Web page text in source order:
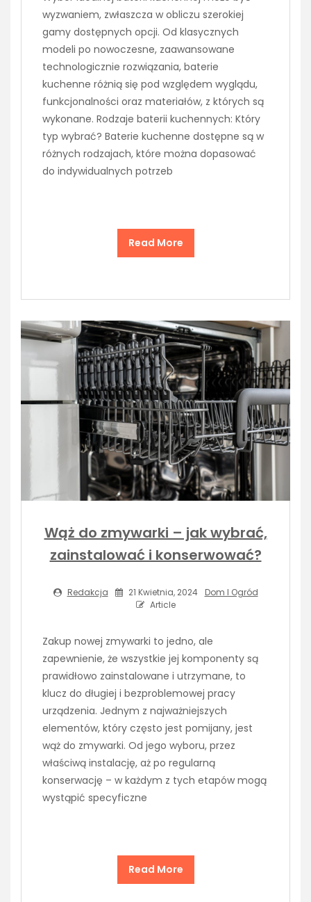
wyzwaniem, zwłaszcza w obliczu szerokiej
gamy dostępnych opcji. Od klasycznych
modeli po nowoczesne, zaawansowane
technologicznie rozwiązania, baterie
kuchenne różnią się pod względem wyglądu,
funkcjonalności oraz materiałów, z których są
wykonane. Rodzaje baterii kuchennych: Który
typ wybrać? Baterie kuchenne dostępne są w
różnych rodzajach, które można dopasować
do indywidualnych potrzeb
Read More
Wąż do zmywarki – jak wybrać,
zainstalować i konserwować?
Redakcja 21 Kwietnia, 2024
Dom I Ogród
Article
Zakup nowej zmywarki to jedno, ale
zapewnienie, że wszystkie jej komponenty są
prawidłowo zainstalowane i utrzymane, to
klucz do długiej i bezproblemowej pracy
urządzenia. Jednym z najważniejszych
elementów, który często jest pomijany, jest
wąż do zmywarki. Od jego wyboru, przez
właściwą instalację, aż po regularną
konserwację – w każdym z tych etapów mogą
wystąpić specyficzne
Read More